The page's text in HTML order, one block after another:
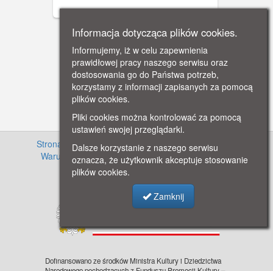
Strona główna · Informacje o projekcie · Cennik
Warunki używania zasobów
· Kontakt ·
Regulamin
serwisu
· Polityka prywatności
Dofinansowano ze środków Ministra Kultury i Dziedzictwa
Informacja dotycząca plików cookies.
Informujemy, iż w celu zapewnienia
prawidłowej pracy naszego serwisu oraz
dostosowania go do Państwa potrzeb,
korzystamy z informacji zapisanych za pomocą
plików cookies.
Pliki cookies można kontrolować za pomocą
ustawień swojej przeglądarki.
Dalsze korzystanie z naszego serwisu
oznacza, że użytkownik akceptuje stosowanie
plików cookies.
Zamknij